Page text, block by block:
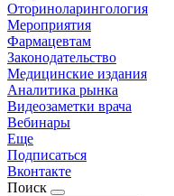
Оториноларингология
Мероприятия
Фармацевтам
Законодательство
Медицинские издания
Аналитика рынка
Видеозаметки врача
Вебинары
Еще
Подписаться
Вконтакте
Поиск